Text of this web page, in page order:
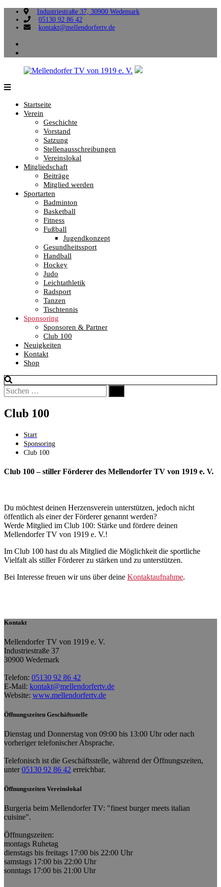
Zum
Inhalt
springen
Industriestraße 37, 30900 Wedemark
05130 92 86 42
kontakt@mellendorfertv.de
Vielfalt,Startseite
Verein
Geschichte
Vorstand
Satzung
Stellenausschreibungen
Vereinslokal
Mitgliedschaft
Beiträge
Mitglied werden
Sportarten
Badminton
Basketball
Fitness
Fußball
Jugendkonzept
Gesundheitssport
Handball
Hockey
Judo
Leichtathletik
Radsport
Tanzen
Tischtennis
Sponsoring
Sponsoren & Partner
Club 100
Neuigkeiten
Kontakt
Shop
Suchen
nach:
Club 100
Start
Sponsoring
Club 100
Club 100 – stiller Förderer des Mellendorfer TV von 1919 e. V.
Du möchtest deinen Herzensverein unterstützen, jedoch nicht
öffentlich als einer der Förderer genannt werden?
Werde Mitglied im Club 100: Stärke und fördere deinen
Mellendorfer TV von 1919 e. V.!
Im Club 100 hast du als Mitglied die Möglichkeit die sportliche
Vielfalt als stiller Förderer zu stärken und zu unterstützen.
Bei Interesse freuen wir uns über deine Kontaktaufnahme.
Kontakt
Mellendorfer TV von 1919 e. V.
Industriestraße 37
30900 Wedemark
Telefon: 05130 92 86 42
E-Mail: kontakt@mellendorfertv.de
Website: www.mellendorfertv.de
Öffnungszeiten Geschäftsstelle
Dienstag und Donnerstag von 09:00 bis 13:00 Uhr oder nach
vorheriger telefonischer Absprache.
Telefonisch ist die Geschäftsstelle, während der Öffnungszeiten,
unter05130 92 86 42 erreichbar.
Öffnungszeiten Vereinslokal
Burgeria beim Mellendorfer TV: "finest burger meets italian
cuisine".
Öffnungszeiten:
montags Ruhetag
dienstags bis freitags 17:00 bis 22:00 Uhr
samstags 17:00 bis 22:00 Uhr
sonntags 17:00 bis 21:00 Uhr